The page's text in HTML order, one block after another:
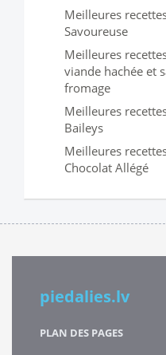
Meilleures
Savoureuse
Meilleures
viande hachée et
fromage
Meilleures
Baileys
Meilleures
Chocolat Allégé
piedalies.lv
PLAN DES PAGES